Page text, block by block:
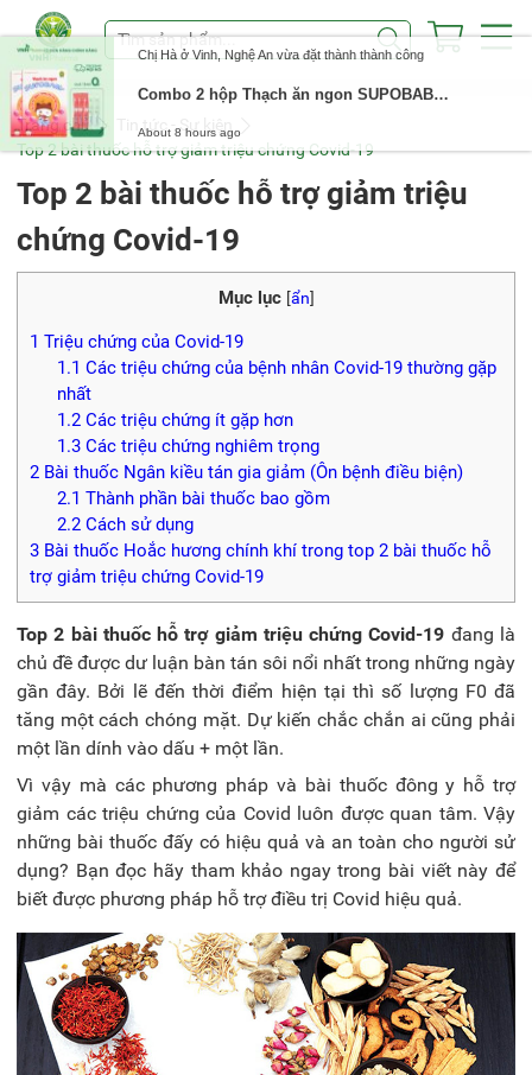
Trang chủ
Tin tức - Sự kiện
Top 2 bài thuốc hỗ trợ giảm triệu chứng Covid-19
Top 2 bài thuốc hỗ trợ giảm triệu
chứng Covid-19
Mục lục [ẩn]
1 Triệu chứng của Covid-19
1.1 Các triệu chứng của bệnh nhân Covid-19 thường gặp
nhất
1.2Các triệu chứng ít gặp hơn
1.3Các triệu chứng nghiêm trọng
2 Bài thuốc Ngân kiều tán gia giảm (Ôn bệnh điều biện)
2.1 Thành phần bài thuốc bao gồm
2.2Cách sử dụng
3 Bài thuốc Hoắc hương chính khí trong top 2 bài thuốc hỗ
trợ giảm triệu chứng Covid-19
Top 2 bài thuốc hỗ trợ giảm triệu chứng Covid-19 đang là
chủ đề được dư luận bàn tán sôi nổi nhất trong những ngày
gần đây. Bởi lẽ đến thời điểm hiện tại thì số lượng F0 đã
tăng một cách chóng mặt. Dự kiến chắc chắn ai cũng phải
một lần dính vào dấu + một lần.
Vì vậy mà các phương pháp và bài thuốc đông y hỗ trợ
giảm các triệu chứng của Covid luôn được quan tâm. Vậy
những bài thuốc đấy có hiệu quả và an toàn cho người sử
dụng? Bạn đọc hãy tham khảo ngay trong bài viết này để
biết được phương pháp hỗ trợ điều trị Covid hiệu quả.
Chị Hà ở Vinh, Nghệ An vừa đặt thành thành công